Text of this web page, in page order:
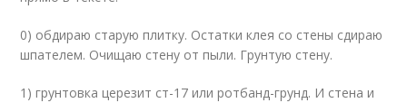
0) обдираю старую плитку. Остатки клея со стены сдираю
шпателем. Очищаю стену от пыли. Грунтую стену.
1) грунтовка церезит ст-17 или ротбанд-грунд. И стена и